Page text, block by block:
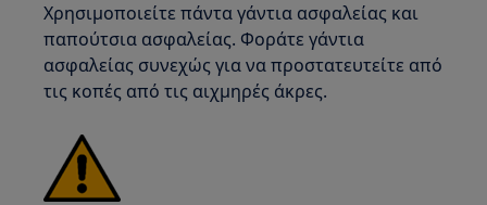
Χρησιμοποιείτε πάντα γάντια ασφαλείας και
παπούτσια ασφαλείας. Φοράτε γάντια
ασφαλείας συνεχώς για να προστατευτείτε από
τις κοπές από τις αιχμηρές άκρες.